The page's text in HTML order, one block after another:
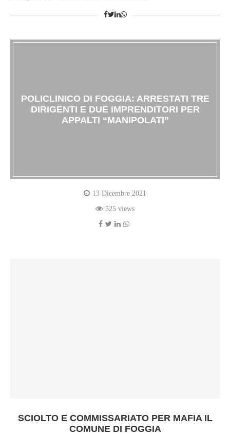
POLICLINICO DI FOGGIA: ARRESTATI TRE
DIRIGENTI E DUE IMPRENDITORI PER
APPALTI “MANIPOLATI”
13 Dicembre 2021
525 views
SCIOLTO E COMMISSARIATO PER MAFIA IL
COMUNE DI FOGGIA